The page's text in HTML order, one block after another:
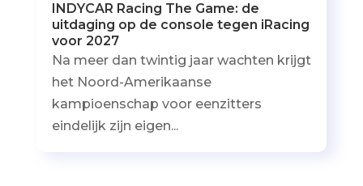
INDYCAR Racing The Game: de
uitdaging op de console tegen iRacing
voor 2027
Na meer dan twintig jaar wachten krijgt
het Noord-Amerikaanse
kampioenschap voor eenzitters
eindelijk zijn eigen...